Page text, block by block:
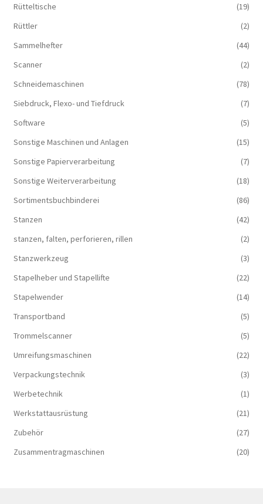
Rütteltische
(19)
Rüttler
(2)
Sammelhefter
(44)
Scanner
(2)
Schneidemaschinen
(78)
Siebdruck, Flexo- und Tiefdruck
(7)
Software
(5)
Sonstige Maschinen und Anlagen
(15)
Sonstige Papierverarbeitung
(7)
Sonstige Weiterverarbeitung
(18)
Sortimentsbuchbinderei
(86)
Stanzen
(42)
stanzen, falten, perforieren, rillen
(2)
Stanzwerkzeug
(3)
Stapelheber und Stapellifte
(22)
Stapelwender
(14)
Transportband
(5)
Trommelscanner
(5)
Umreifungsmaschinen
(22)
Verpackungstechnik
(3)
Werbetechnik
(1)
Werkstattausrüstung
(21)
Zubehör
(27)
Zusammentragmaschinen
(20)